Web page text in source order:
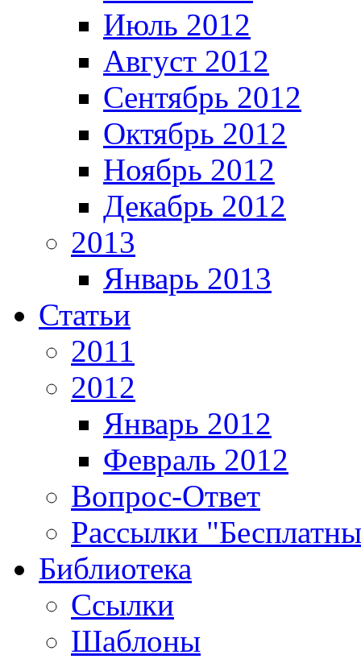
Июль 2012
Август 2012
Сентябрь 2012
Октябрь 2012
Ноябрь 2012
Декабрь 2012
2013
Январь 2013
Статьи
2011
2012
Январь 2012
Февраль 2012
Вопрос-Ответ
Рассылки
Библиотека
Ссылки
Шаблоны